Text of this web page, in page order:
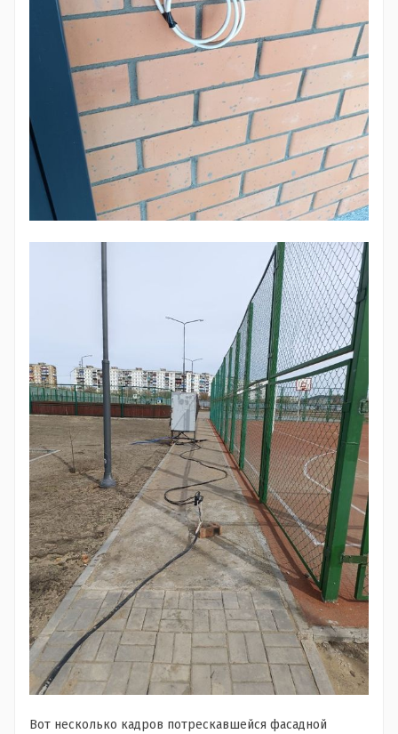
Вот несколько кадров потрескавшейся фасадной